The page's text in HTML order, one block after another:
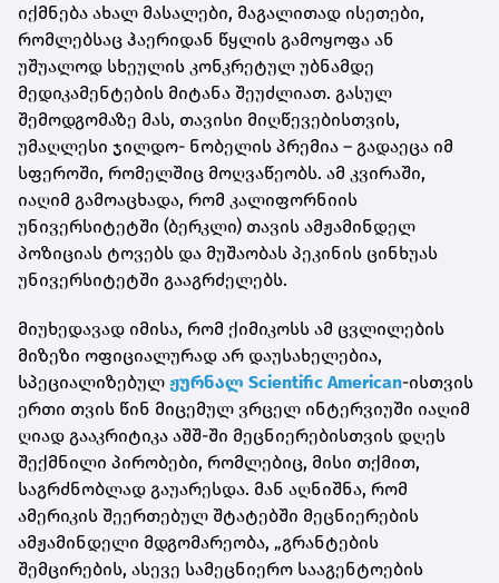
იქმნება ახალ მასალები, მაგალითად ისეთები,
რომლებსაც ჰაერიდან წყლის გამოყოფა ან
უშუალოდ სხეულის კონკრეტულ უბნამდე
მედიკამენტების მიტანა შეუძლიათ. გასულ
შემოდგომაზე მას, თავისი მიღწევებისთვის,
უმაღლესი ჯილდო- ნობელის პრემია – გადაეცა იმ
სფეროში, რომელშიც მოღვაწეობს. ამ კვირაში,
იაღიმ გამოაცხადა, რომ კალიფორნიის
უნივერსიტეტში (ბერკლი) თავის ამჟამინდელ
პოზიციას ტოვებს და მუშაობას პეკინის ცინხუას
უნივერსიტეტში გააგრძელებს.
მიუხედავად იმისა, რომ ქიმიკოსს ამ ცვლილების
მიზეზი ოფიციალურად არ დაუსახელებია,
სპეციალიზებულ ჟურნალ Scientific American-ისთვის
ერთი თვის წინ მიცემულ ვრცელ ინტერვიუში იაღიმ
ღიად გააკრიტიკა აშშ-ში მეცნიერებისთვის დღეს
შექმნილი პირობები, რომლებიც, მისი თქმით,
საგრძნობლად გაუარესდა. მან აღნიშნა, რომ
ამერიკის შეერთებულ შტატებში მეცნიერების
ამჟამინდელი მდგომარეობა, „გრანტების
შემცირების, ასევე სამეცნიერო სააგენტოების